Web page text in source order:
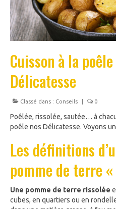
Cuisson à la
Délicatesse
Classé dans : Conseils 0
Poêlée, rissolée, sautée… à
poêle nos Délicatesse. Voyons
Les définitions
pomme de terre
Une pomme de terre rissolée
cubes, en quartiers ou en